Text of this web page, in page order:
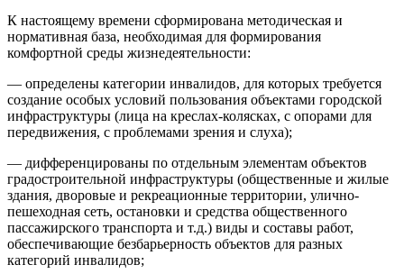
К настоящему времени сформирована методическая и
нормативная база, необходимая для формирования
комфортной среды жизнедеятельности:
— определены категории инвалидов, для которых требуется
создание особых условий пользования объектами городской
инфраструктуры (лица на креслах-колясках, с опорами для
передвижения, с проблемами зрения и слуха);
— дифференцированы по отдельным элементам объектов
градостроительной инфраструктуры (общественные и жилые
здания, дворовые и рекреационные территории, улично-
пешеходная сеть, остановки и средства общественного
пассажирского транспорта и т.д.) виды и составы работ,
обеспечивающие безбарьерность объектов для разных
категорий инвалидов;